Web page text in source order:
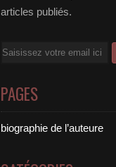
articles publiés.
Email
PAGES
biographie de l’auteure